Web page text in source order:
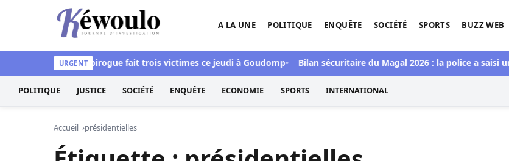
Aller au contenu
Kéwoulo, le premier site d'information et d'investigation de l'Afrique.
A LA UNE POLITIQUE ENQUÊTE SOCIÉTÉ SPORTS BUZZ WEB
URGENT
chavirement de pirogue fait trois victimes ce jeudi à Goudomp Bilan sécuritaire du Magal 2026 : la police a saisi
POLITIQUE JUSTICE SOCIÉTÉ ENQUÊTE ECONOMIE SPORTS INTERNATIONAL
Accueil présidentielles